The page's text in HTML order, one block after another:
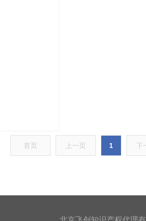
首页 上一页 1 下